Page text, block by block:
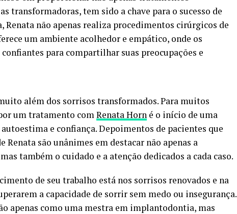
transformadoras, tem sido a chave para o sucesso de
Renata não apenas realiza procedimentos cirúrgicos de
um ambiente acolhedor e empático, onde os
para compartilhar suas preocupações e
além dos sorrisos transformados. Para muitos
um tratamento comRenata Horn é o início de uma
e confiança. Depoimentos de pacientes que
Renata são unânimes em destacar não apenas a
também o cuidado e a atenção dedicados a cada caso.
de seu trabalho está nos sorrisos renovados e na
a capacidade de sorrir sem medo ou insegurança.
apenas como uma mestra em implantodontia, mas